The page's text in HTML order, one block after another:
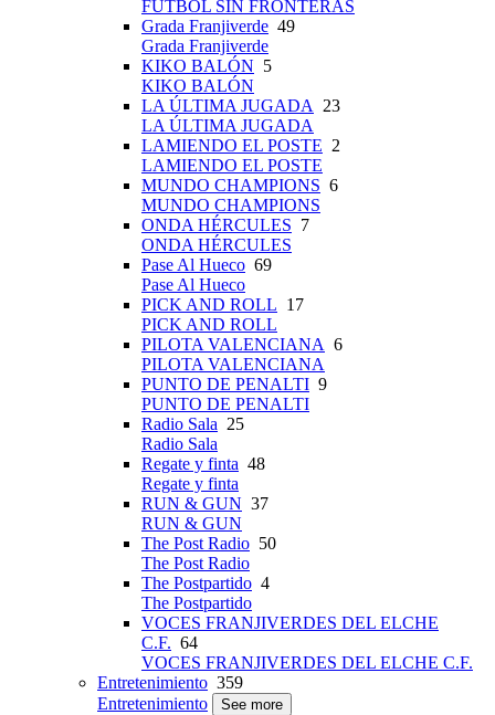
FÚTBOL SIN FRONTERAS
Grada Franjiverde 49
Grada Franjiverde
KIKO BALÓN 5
KIKO BALÓN
LA ÚLTIMA JUGADA 23
LA ÚLTIMA JUGADA
LAMIENDO EL POSTE 2
LAMIENDO EL POSTE
MUNDO CHAMPIONS 6
MUNDO CHAMPIONS
ONDA HÉRCULES 7
ONDA HÉRCULES
Pase Al Hueco 69
Pase Al Hueco
PICK AND ROLL 17
PICK AND ROLL
PILOTA VALENCIANA 6
PILOTA VALENCIANA
PUNTO DE PENALTI 9
PUNTO DE PENALTI
Radio Sala 25
Radio Sala
Regate y finta 48
Regate y finta
RUN & GUN 37
RUN & GUN
The Post Radio 50
The Post Radio
The Postpartido 4
The Postpartido
VOCES FRANJIVERDES DEL ELCHE
C.F. 64
VOCES FRANJIVERDES DEL ELCHE C.F.
Entretenimiento 359
Entretenimiento
See more